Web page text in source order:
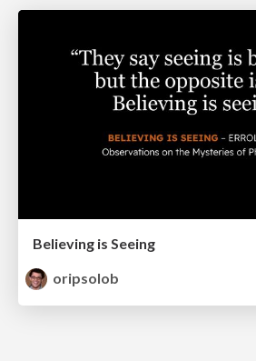
Believing is Seeing
oripsolob